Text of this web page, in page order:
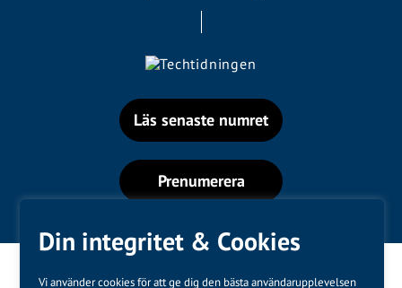
Din integritet & Cookies
Vi använder cookies för att ge dig den bästa användarupplevelsen
Läs senaste numret
Prenumerera